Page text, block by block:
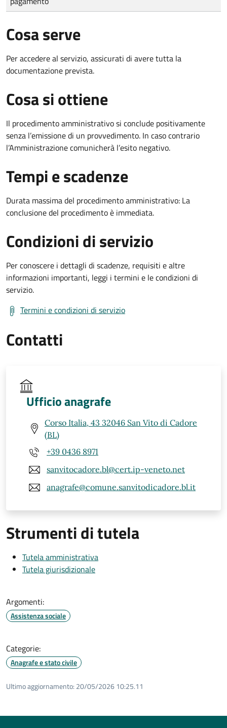
Cosa serve
Per accedere al servizio, assicurati di avere tutta la
documentazione prevista.
Cosa si ottiene
Il procedimento amministrativo si conclude positivamente
senza l’emissione di un provvedimento. In caso contrario
l’Amministrazione comunicherà l’esito negativo.
Tempi e scadenze
Durata massima del procedimento amministrativo: La
conclusione del procedimento è immediata.
Condizioni di servizio
Per conoscere i dettagli di scadenze, requisiti e altre
informazioni importanti, leggi i termini e le condizioni di
servizio.
Termini e condizioni di servizio
Contatti
Ufficio anagrafe
Corso Italia, 43 32046 San Vito di Cadore
(BL)
+39 0436 8971
sanvitocadore.bl@cert.ip-veneto.net
anagrafe@comune.sanvitodicadore.bl.it
Strumenti di tutela
Tutela amministrativa
Tutela giurisdizionale
Argomenti:
Assistenza sociale
Categorie:
Anagrafe e stato civile
Ultimo aggiornamento: 20/05/2026 10:25.11